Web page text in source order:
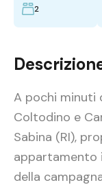
2
A pochi minuti
Coltodino e
Sabina (RI),
appartamento
della